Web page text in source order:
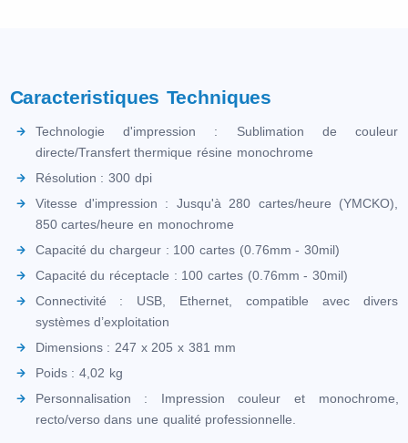
Caracteristiques Techniques
Technologie d'impression : Sublimation de couleur
directe/Transfert thermique résine monochrome
Résolution : 300 dpi
Vitesse d'impression : Jusqu'à 280 cartes/heure (YMCKO),
850 cartes/heure en monochrome
Capacité du chargeur : 100 cartes (0.76mm - 30mil)
Capacité du réceptacle : 100 cartes (0.76mm - 30mil)
Connectivité : USB, Ethernet, compatible avec divers
systèmes d’exploitation
Dimensions : 247 x 205 x 381 mm
Poids : 4,02 kg
Personnalisation : Impression couleur et monochrome,
recto/verso dans une qualité professionnelle.